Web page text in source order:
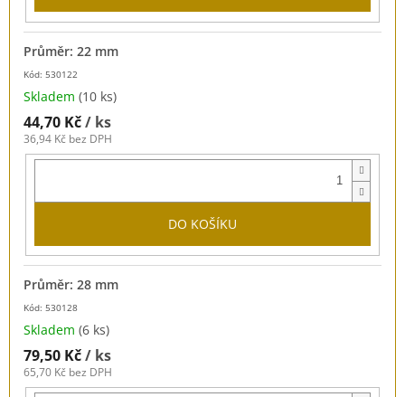
Kód: 530122
Průměr: 22 mm
Skladem (10 ks)
44,70 Kč/ ks
36,94 Kč bez DPH
DO KOŠÍKU
Kód: 530128
Průměr: 28 mm
Skladem (6 ks)
79,50 Kč/ ks
65,70 Kč bez DPH